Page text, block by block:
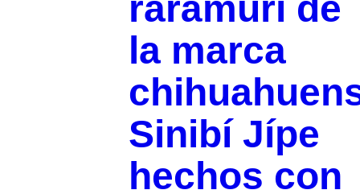
la marca
Sinibí Jípe
hechos con